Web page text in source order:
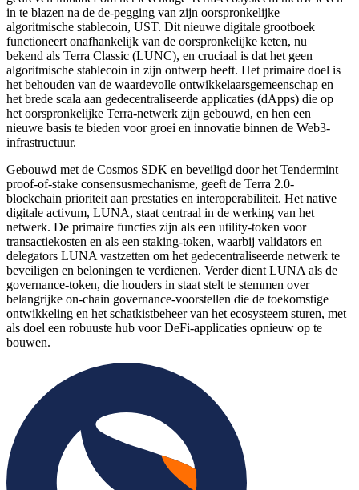
in te blazen na de de-pegging van zijn oorspronkelijke
algoritmische stablecoin, UST. Dit nieuwe digitale grootboek
functioneert onafhankelijk van de oorspronkelijke keten, nu
bekend als Terra Classic (LUNC), en cruciaal is dat het geen
algoritmische stablecoin in zijn ontwerp heeft. Het primaire doel is
het behouden van de waardevolle ontwikkelaarsgemeenschap en
het brede scala aan gedecentraliseerde applicaties (dApps) die op
het oorspronkelijke Terra-netwerk zijn gebouwd, en hen een
nieuwe basis te bieden voor groei en innovatie binnen de Web3-
infrastructuur.
Gebouwd met de Cosmos SDK en beveiligd door het Tendermint
proof-of-stake consensusmechanisme, geeft de Terra 2.0-
blockchain prioriteit aan prestaties en interoperabiliteit. Het native
digitale activum, LUNA, staat centraal in de werking van het
netwerk. De primaire functies zijn als een utility-token voor
transactiekosten en als een staking-token, waarbij validators en
delegators LUNA vastzetten om het gedecentraliseerde netwerk te
beveiligen en beloningen te verdienen. Verder dient LUNA als de
governance-token, die houders in staat stelt te stemmen over
belangrijke on-chain governance-voorstellen die de toekomstige
ontwikkeling en het schatkistbeheer van het ecosysteem sturen, met
als doel een robuuste hub voor DeFi-applicaties opnieuw op te
bouwen.